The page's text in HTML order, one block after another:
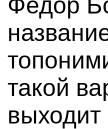
такой
выходит